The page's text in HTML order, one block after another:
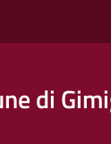
di